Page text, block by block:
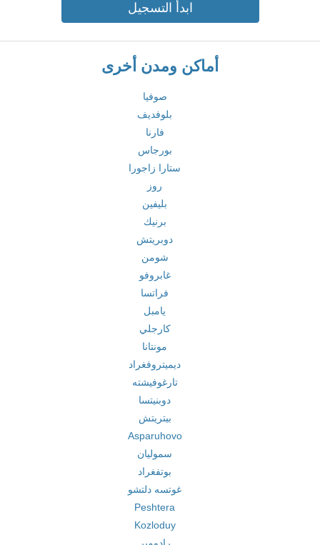
ابدأ التسجيل
أماكن ومدن أخرى
صوفيا
بلوفديف
فارنا
بورجاس
ستارا زاجورا
روز
بليفين
برنيك
دوبريتش
شومن
غابروفو
فراتسا
يامبل
كارجلي
مونتانا
ديميتروفغراد
تارغوفيشته
دوبنيتسا
بيتريتش
Asparuhovo
سموليان
بوتفغراد
غوتسه دلتشو
Peshtera
Kozloduy